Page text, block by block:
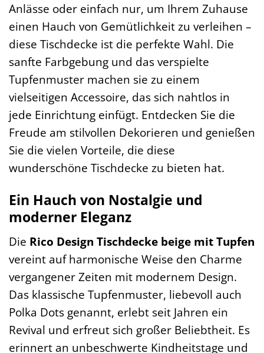
Anlässe oder einfach nur, um Ihrem Zuhause
einen Hauch von Gemütlichkeit zu verleihen –
diese Tischdecke ist die perfekte Wahl. Die
sanfte Farbgebung und das verspielte
Tupfenmuster machen sie zu einem
vielseitigen Accessoire, das sich nahtlos in
jede Einrichtung einfügt. Entdecken Sie die
Freude am stilvollen Dekorieren und genießen
Sie die vielen Vorteile, die diese
wunderschöne Tischdecke zu bieten hat.
Ein Hauch von Nostalgie und
moderner Eleganz
Die Rico Design Tischdecke beige mit Tupfen
vereint auf harmonische Weise den Charme
vergangener Zeiten mit modernem Design.
Das klassische Tupfenmuster, liebevoll auch
Polka Dots genannt, erlebt seit Jahren ein
Revival und erfreut sich großer Beliebtheit. Es
erinnert an unbeschwerte Kindheitstage und